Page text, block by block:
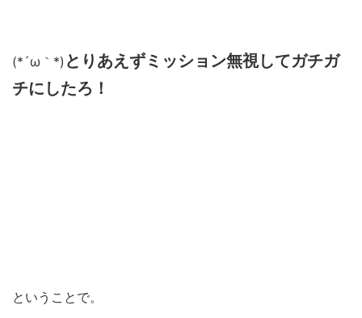
(*´ω｀*) とりあえずミッション無視してガチガ
チにしたろ！
ということで。